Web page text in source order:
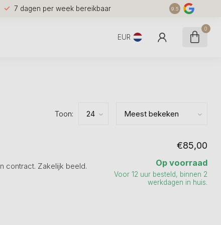
7 dagen per week bereikbaar 9.5
EUR
0
Toon:
contract. Zakelijk beeld.
€85,00
Op voorraad
Voor 12 uur besteld, binnen 2
werkdagen in huis.